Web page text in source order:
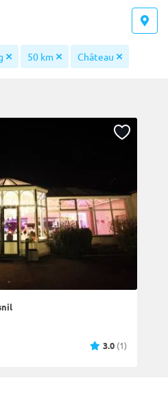
50 km Château
3.0 (1)